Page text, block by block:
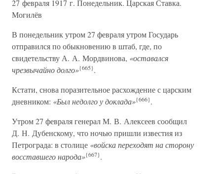
27 февраля 1917 г. Понедельник. Царская Ставка.
Могилёв
В понедельник утром 27 февраля утром Государь
отправился по обыкновению в штаб, где, по
свидетельству А. А. Мордвинова, «оставался
чрезвычайно долго»{665}.
Кстати, снова поразительное расхождение с царским
дневником: «Был недолго у доклада»{666}.
Утром 27 февраля генерал М. В. Алексеев сообщил
Д. Н. Дубенскому, что ночью пришли известия из
Петрограда: в столице «войска переходят на сторону
восставшего народа»{667}.